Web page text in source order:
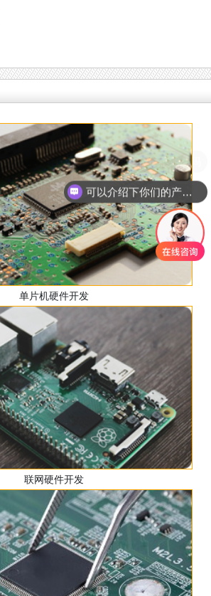
单片机硬件开发
联网硬件开发
可以介绍下你们的产品么